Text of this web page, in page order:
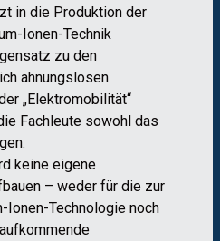
in die Produktion der
Ionen-Technik
zu den
ahnungslosen
„Elektromobilität“
Fachleute sowohl das
keine eigene
– weder für die zur
Technologie noch